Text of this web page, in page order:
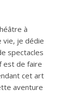
à
vie, je dédie
spectacles
est de faire
cet art
aventure